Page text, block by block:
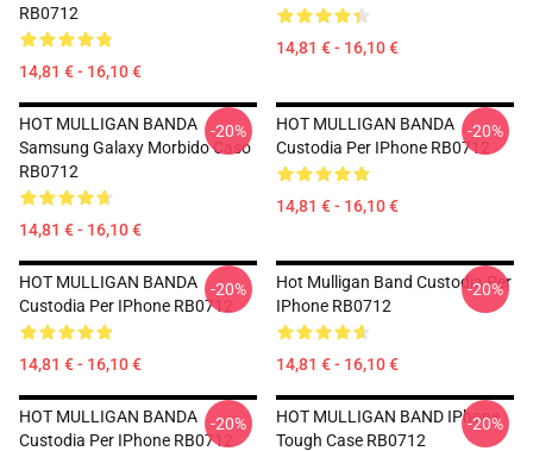
RB0712
14,81 € - 16,10 €
14,81 € - 16,10 €
HOT MULLIGAN BANDA
Samsung Galaxy Morbido Caso
RB0712
14,81 € - 16,10 €
-20%
HOT MULLIGAN BANDA
Custodia Per IPhone RB0712
14,81 € - 16,10 €
-20%
HOT MULLIGAN BANDA
Custodia Per IPhone RB0712
14,81 € - 16,10 €
-20%
Hot Mulligan Band Custodia Per
IPhone RB0712
14,81 € - 16,10 €
-20%
HOT MULLIGAN BANDA
Custodia Per IPhone RB0712
-20%
HOT MULLIGAN BAND IPhone
Tough Case RB0712
-20%